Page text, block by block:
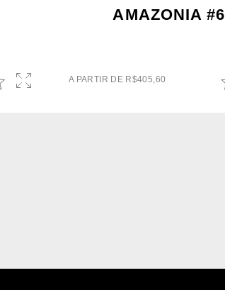
AMAZONIA #6
A PARTIR DE R$405,60